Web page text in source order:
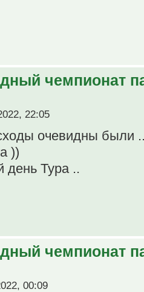
чемпионат
22:05
очевидны были
))
день Тура ..
чемпионат
00:09